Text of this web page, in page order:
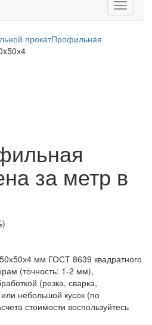
Toggle
прокатПрофильная
за метр в
мм ГОСТ 8639 квадратного
(точность: 1-2 мм),
(резка, сварка,
небольшой кусок (по
стоимости воспользуйтесь